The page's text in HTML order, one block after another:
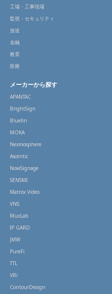
工場・工事現場
監視・セキュリティ
放送
金融
教育
医療
メーカーから探す
APANTAC
BrightSign
Bluefin
MOKA
Nexmosphere
Ascentic
NowSignage
SENSMI
Matrox Video
VNS
MuxLab
IP GARD
JMW
PureFi
TTL
VRi
ContourDesign